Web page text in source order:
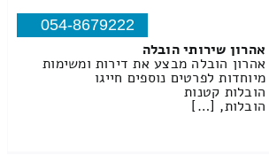
054-8679222
אהרון שירותי הובלה
אהרון הובלה מבצע את דירות ומשימות
מיוחדות לפרטים נוספים חייגו
הובלות קטנות
הובלות, […]